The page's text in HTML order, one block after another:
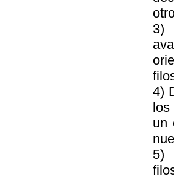
3)
4)
los
un
5)